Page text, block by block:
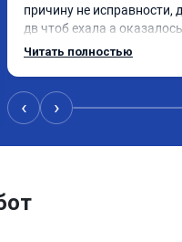
причину не исправности,
дв чтоб ехала а
регулятор турбины,
Читать полностью
‹ ›